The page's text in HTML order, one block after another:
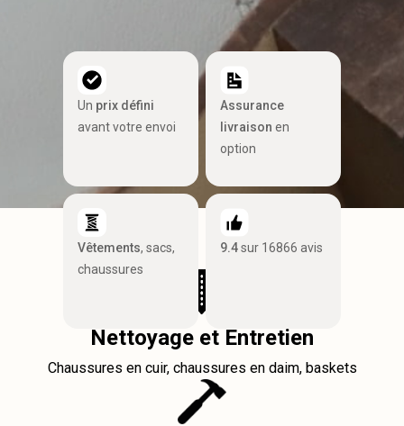
Un prix défini
avant votre envoi
Assurance
livraison en
option
Vêtements, sacs,
chaussures
9.4sur 16866 avis
Nettoyage et Entretien
Chaussures en cuir, chaussures en daim, baskets